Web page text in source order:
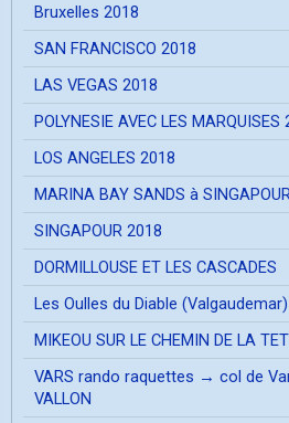
Bruxelles 2018
SAN FRANCISCO 2018
LAS VEGAS 2018
POLYNESIE AVEC LES MARQUISES
LOS ANGELES 2018
MARINA BAY SANDS à
SINGAPOUR 2018
DORMILLOUSE ET LES CASCADES
Les Oulles du Diable (Valgaudemar)
MIKEOU SUR LE CHEMIN DE LA
VARS rando raquettes → col de
VALLON